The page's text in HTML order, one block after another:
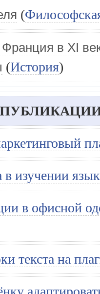
(
в XI
(История)
в изучении
в офисной
текста на